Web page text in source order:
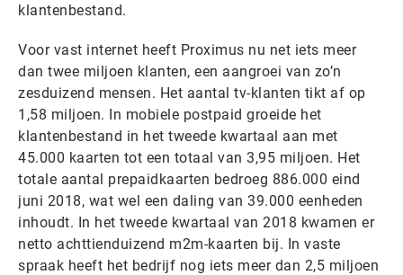
klantenbestand.
Voor vast internet heeft Proximus nu net iets meer
dan twee miljoen klanten, een aangroei van zo’n
zesduizend mensen. Het aantal tv-klanten tikt af op
1,58 miljoen. In mobiele postpaid groeide het
klantenbestand in het tweede kwartaal aan met
45.000 kaarten tot een totaal van 3,95 miljoen. Het
totale aantal prepaidkaarten bedroeg 886.000 eind
juni 2018, wat wel een daling van 39.000 eenheden
inhoudt. In het tweede kwartaal van 2018 kwamen er
netto achttienduizend m2m-kaarten bij. In vaste
spraak heeft het bedrijf nog iets meer dan 2,5 miljoen